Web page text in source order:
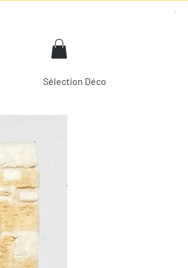
Sélection Déco